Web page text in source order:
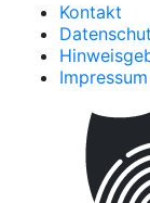
Kontakt
Impressum